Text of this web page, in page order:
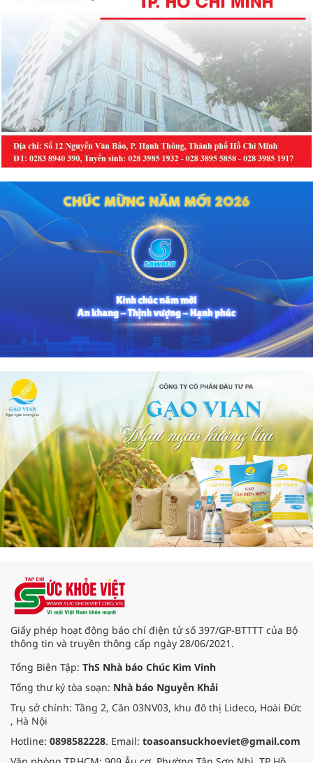
Giấy phép hoạt động báo chí điện tử số 397/GP-BTTTT của Bộ
thông tin và truyền thông cấp ngày 28/06/2021.
Tổng Biên Tập: ThS Nhà báo Chúc Kim Vinh
Tổng thư ký tòa soạn: Nhà báo Nguyễn Khải
Trụ sở chính: Tầng 2, Căn 03NV03, khu đô thị Lideco, Hoài Đức
, Hà Nội
Hotline: 0898582228. Email: toasoansuckhoeviet@gmail.com